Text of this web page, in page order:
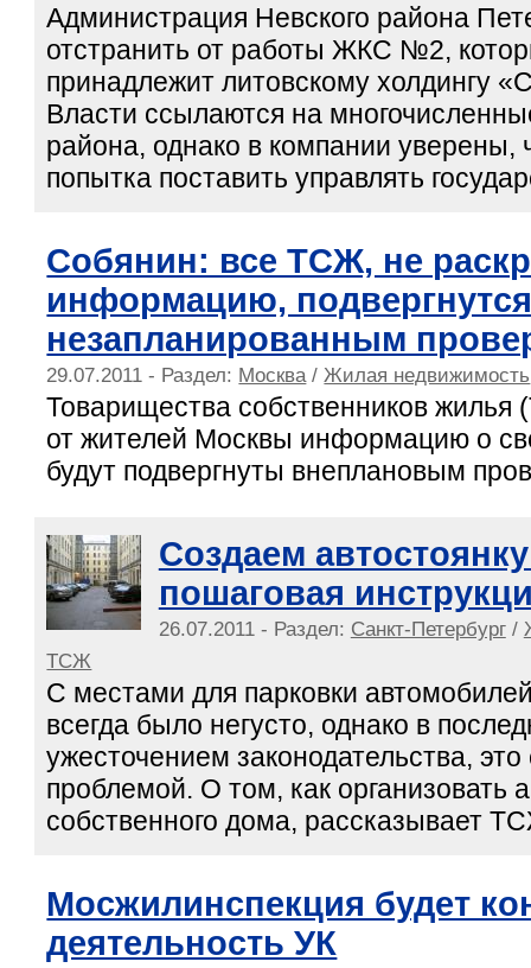
Администрация Невского района
отстранить от работы ЖКС №2,
принадлежит литовскому холдингу
Власти ссылаются на
района, однако в компании уверены,
попытка поставить управлять
Собянин: все ТСЖ, не
информацию,
незапланированным
29.07.2011 - Раздел: Москва / Жилая недвижимость
Товарищества собственников
от жителей Москвы информацию о
будут подвергнуты внеплановым
Создаем
пошаговая
26.07.2011 - Раздел: Санкт-Петербург/
ТСЖ
С местами для парковки
всегда было негусто, однако в
ужесточением законодательства,
проблемой. О том, как организовать
собственного дома, рассказывает
Мосжилинспекция будет
деятельность УК